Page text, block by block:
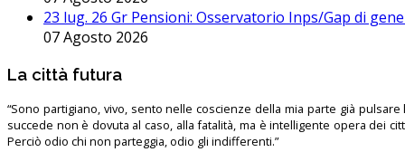
23 lug. 26 Gr Pensioni: Osservatorio Inps/Gap di
07 Agosto 2026
La città futura
“Sono partigiano, vivo, sento nelle coscienze della mia parte già pulsare
succede non è dovuta al caso, alla fatalità, ma è intelligente opera dei
Perciò odio chi non parteggia, odio gli indifferenti.”